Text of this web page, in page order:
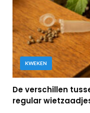
KWEKEN
De verschillen
regular